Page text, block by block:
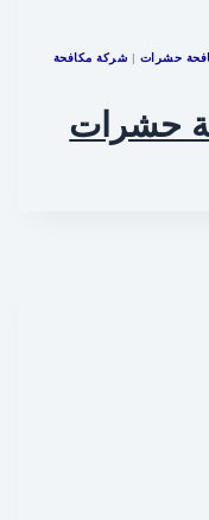
حشرات | شركة مكافحة
حشرات